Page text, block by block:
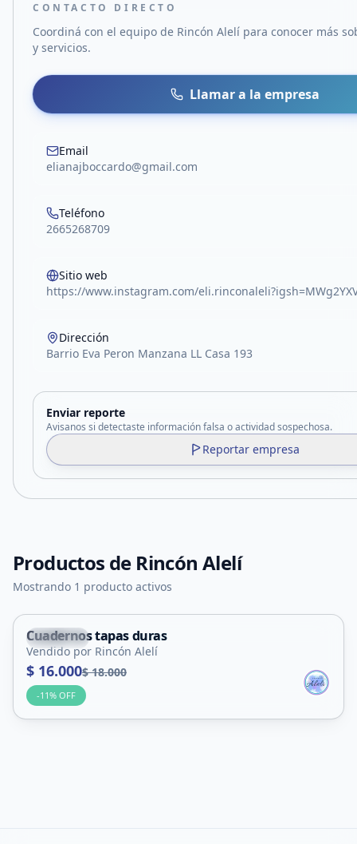
CONTACTO DIRECTO
Coordiná con el equipo de Rincón Alelí para conocer más
y servicios.
Llamar a la empresa
Email
elianajboccardo@gmail.com
Teléfono
2665268709
Sitio web
https://www.instagram.com/
Dirección
Barrio Eva Peron Manzana LL Casa 193
Enviar reporte
Avisanos si detectaste información falsa o actividad sospechosa.
Reportar empresa
Productos de Rincón Alelí
Mostrando 1 producto activos
Capital
Cuadernos tapas duras
Vendido por Rincón Alelí
$ 16.000$ 18.000
-11% OFF